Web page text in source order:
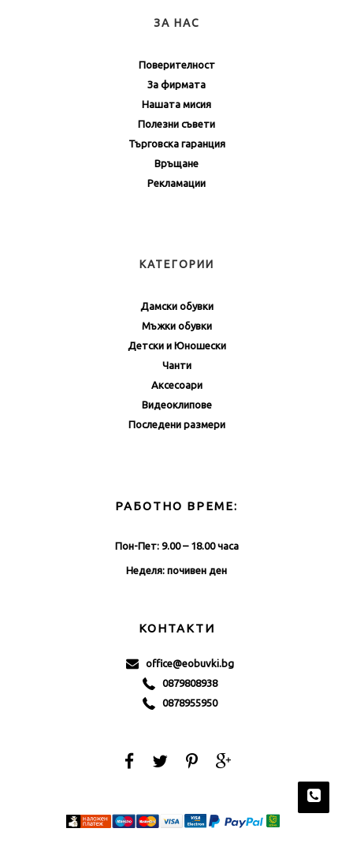
ЗА НАС
Поверителност
За фирмата
Нашата мисия
Полезни съвети
Търговска гаранция
Връщане
Рекламации
КАТЕГОРИИ
Дамски обувки
Мъжки обувки
Детски и Юношески
Чанти
Аксесоари
Видеоклипове
Последени размери
РАБОТНО ВРЕМЕ:
Пон-Пет: 9.00 – 18.00 часа
Неделя: почивен ден
КОНТАКТИ
office@eobuvki.bg
0879808938
0878955950